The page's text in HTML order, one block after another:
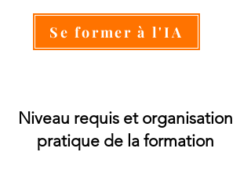
Se former à l'IA
Niveau requis et organisation
pratique de la formation